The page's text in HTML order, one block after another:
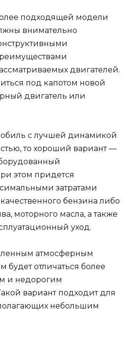
подходящей модели
внимательно
двигателей.
под капотом новой
двигатель или
с лучшей динамикой
то хороший вариант —
этом придется
затратами
бензина либо
моторного масла, а также
уход.
атмосферным
будет отличаться более
и недорогим
вариант подходит для
небольшим